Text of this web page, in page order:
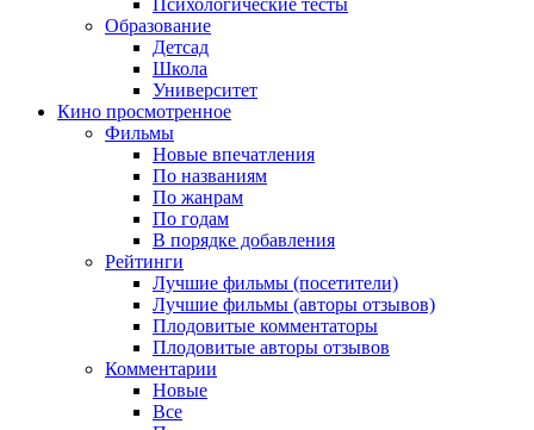
Образование
Детсад
Школа
Университет
Кино просмотренное
Фильмы
Новые впечатления
По названиям
По жанрам
По годам
В порядке добавления
Рейтинги
Лучшие фильмы (посетители)
Лучшие фильмы (авторы отзывов)
Плодовитые комментаторы
Плодовитые авторы отзывов
Комментарии
Новые
Все